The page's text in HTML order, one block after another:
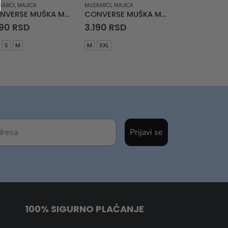
, MAJICA
CONVERSE MUŠKA MAJICA Star Chevron T-Shirt
RSD
S M
MUSKARCI, MAJICA
CONVERSE MUŠKA MAJICA Star Chevron T-Shirt
3.190 RSD
M XXL
Prijavi se
100% SIGURNO PLAĆANJE